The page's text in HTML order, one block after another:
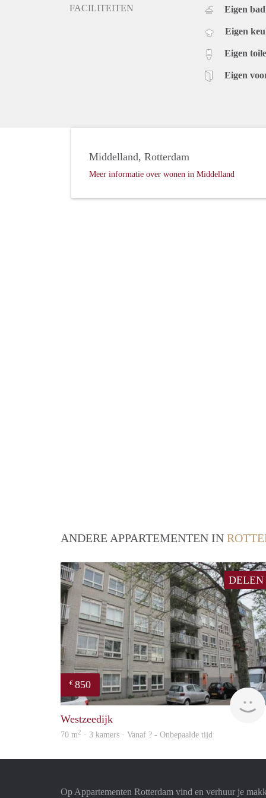
FACILITEITEN Eigen
Eigen
Eigen
Eigen
Middelland, Rotterdam
Meer informatie over wonen in Middelland
ANDERE APPARTEMENTEN IN
DELEN
€ 850
Westzeedijk
70 m2 · 3 kamers · Vanaf ? - Onbepaalde tijd
Op Appartementen Rotterdam vind en verhuur je